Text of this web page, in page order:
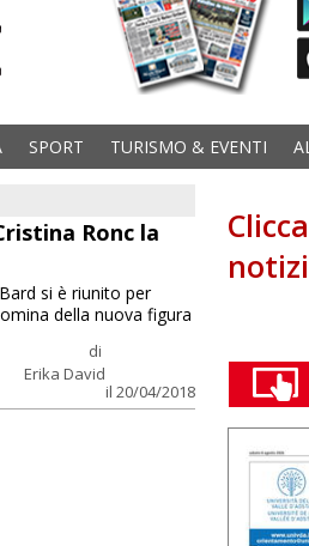
SPORT TURISMO & EVENTI
Ronc la
di
Erika David
il 20/04/2018
si è riunito per
della nuova figura